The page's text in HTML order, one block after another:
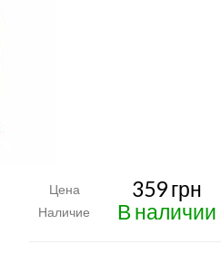
Цена 359 грн
Наличие В наличии